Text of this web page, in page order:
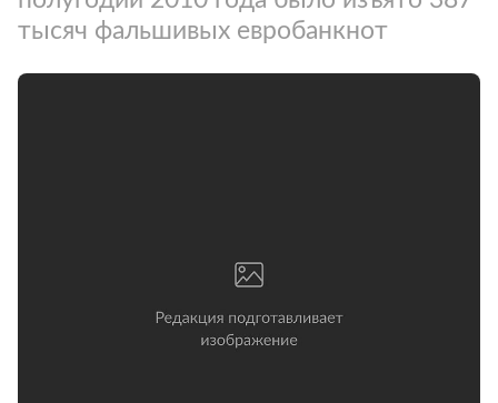
тысяч фальшивых евробанкнот